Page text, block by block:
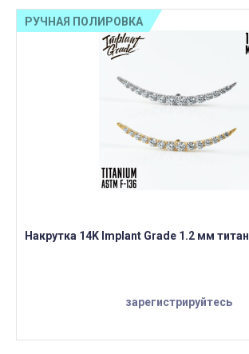
Накрутка 14K Implant Grade 1.2 мм титан
зарегистрируйтесь
РУЧНАЯ ПОЛИРОВКА